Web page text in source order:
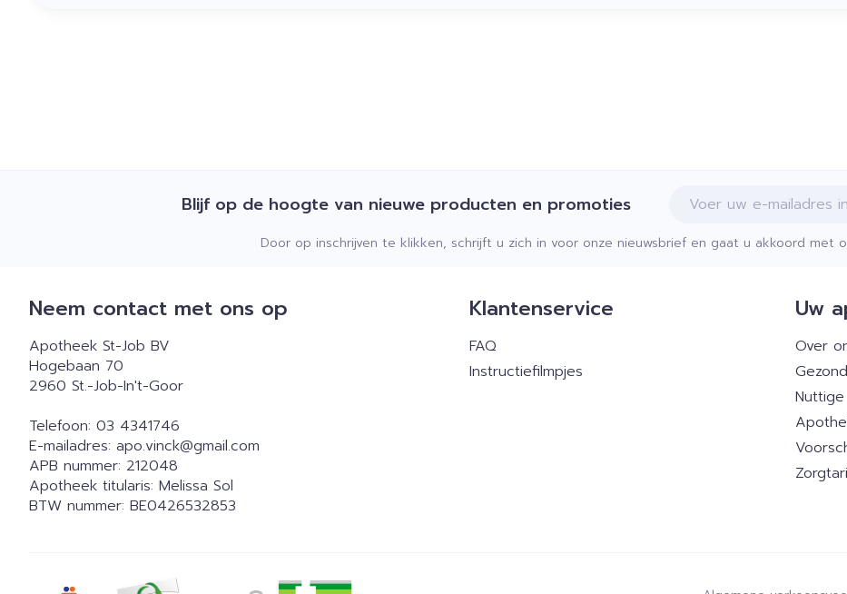
Blijf op de hoogte van nieuwe producten en promoties E-mail adres
Door op inschrijven te klikken, schrijft u zich in voor onze nieuwsbrief en gaat u akkoord met
Neem contact met ons op
Apotheek St-Job BV
Hogebaan 70
2960 St.-Job-In't-Goor
Telefoon: 03 4341746
E-mailadres: apo.vinck@gmail.com
APB nummer: 212048
Apotheek titularis: Melissa Sol
BTW nummer: BE0426532853
Klantenservice
FAQ
Instructiefilmpjes
Uw
Over
Nuttige